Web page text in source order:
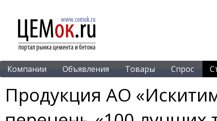
Компании Объявления Товары Спрос
Продукция АО